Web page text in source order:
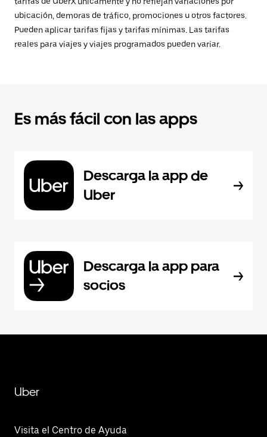
ubicación, demoras de tráfico, promociones u otros factores.
Pueden aplicar tarifas fijas y tarifas mínimas. Las tarifas
reales para viajes y viajes programados pueden variar.
Es más fácil con las apps
Descarga la app de
Uber
Descarga la app para
socios
Uber
Visita el Centro de Ayuda